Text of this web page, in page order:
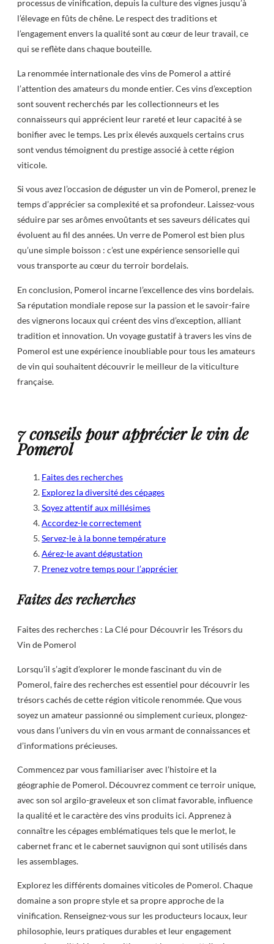
processus de vinification, depuis la culture des vignes jusqu’à
l’élevage en fûts de chêne. Le respect des traditions et
l’engagement envers la qualité sont au cœur de leur travail, ce
qui se reflète dans chaque bouteille.
La renommée internationale des vins de Pomerol a attiré
l’attention des amateurs du monde entier. Ces vins d’exception
sont souvent recherchés par les collectionneurs et les
connaisseurs qui apprécient leur rareté et leur capacité à se
bonifier avec le temps. Les prix élevés auxquels certains crus
sont vendus témoignent du prestige associé à cette région
viticole.
Si vous avez l’occasion de déguster un vin de Pomerol, prenez le
temps d’apprécier sa complexité et sa profondeur. Laissez-vous
séduire par ses arômes envoûtants et ses saveurs délicates qui
évoluent au fil des années. Un verre de Pomerol est bien plus
qu’une simple boisson : c’est une expérience sensorielle qui
vous transporte au cœur du terroir bordelais.
En conclusion, Pomerol incarne l’excellence des vins bordelais.
Sa réputation mondiale repose sur la passion et le savoir-faire
des vignerons locaux qui créent des vins d’exception, alliant
tradition et innovation. Un voyage gustatif à travers les vins de
Pomerol est une expérience inoubliable pour tous les amateurs
de vin qui souhaitent découvrir le meilleur de la viticulture
française.
7 conseils pour apprécier le vin de
Pomerol
Faites des recherches
Explorez la diversité des cépages
Soyez attentif aux millésimes
Accordez-le correctement
Servez-le à la bonne température
Aérez-le avant dégustation
Prenez votre temps pour l’apprécier
Faites des recherches
Faites des recherches : La Clé pour Découvrir les Trésors du
Vin de Pomerol
Lorsqu’il s’agit d’explorer le monde fascinant du vin de
Pomerol, faire des recherches est essentiel pour découvrir les
trésors cachés de cette région viticole renommée. Que vous
soyez un amateur passionné ou simplement curieux, plongez-
vous dans l’univers du vin en vous armant de connaissances et
d’informations précieuses.
Commencez par vous familiariser avec l’histoire et la
géographie de Pomerol. Découvrez comment ce terroir unique,
avec son sol argilo-graveleux et son climat favorable, influence
la qualité et le caractère des vins produits ici. Apprenez à
connaître les cépages emblématiques tels que le merlot, le
cabernet franc et le cabernet sauvignon qui sont utilisés dans
les assemblages.
Explorez les différents domaines viticoles de Pomerol. Chaque
domaine a son propre style et sa propre approche de la
vinification. Renseignez-vous sur les producteurs locaux, leur
philosophie, leurs pratiques durables et leur engagement